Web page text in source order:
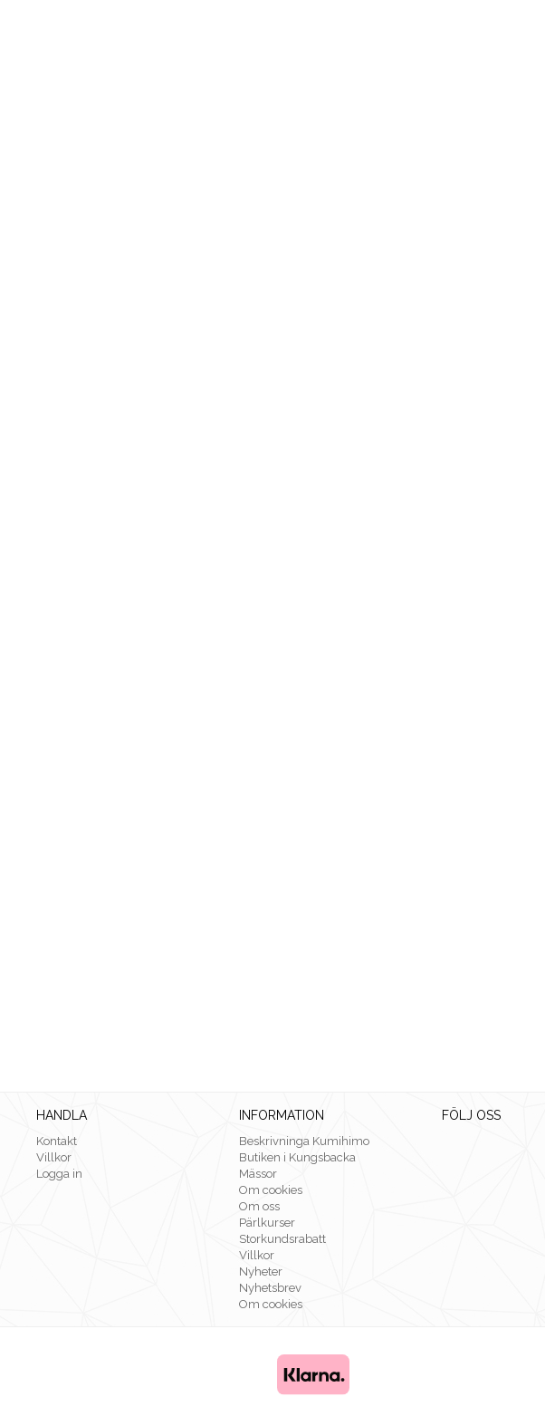
HANDLA
Kontakt
Villkor
Logga in
INFORMATION
Beskrivninga Kumihimo
Butiken i Kungsbacka
Mässor
Om cookies
Om oss
Pärlkurser
Storkundsrabatt
Villkor
Nyheter
Nyhetsbrev
Om cookies
FÖLJ OSS